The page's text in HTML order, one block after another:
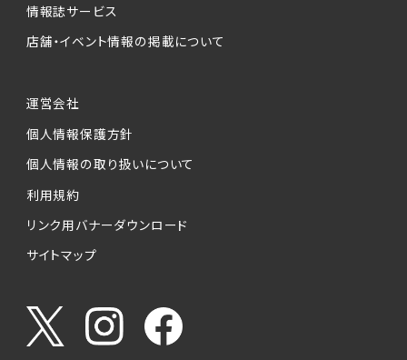
ービスの実施にあたりそれぞれ必要となる項目
を入力いただかない場合は、各々のサービスを
個人情報の第三者への提供について
当社は、以下の提供先に対して個人情報を提供
します。
(1)お客様が求人応募フォームより個人情報を
送信した事業主（広告主）への提供
お客様が求職活動・応募等を行った企業による
うやりとり・情報提供（採否・合否の検討を含み
ます）
情報誌サービス
店舗・イベント情報の掲載について
運営会社
個人情報保護方針
個人情報の取り扱いについて
利用規約
リンク用バナーダウンロード
サイトマップ